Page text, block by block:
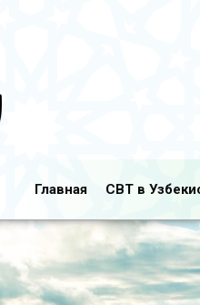
Главная CBT в